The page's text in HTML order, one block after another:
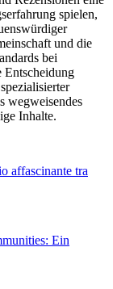
spielen,
und die
bei
Entscheidung
wegweisendes
Inhalte.
affascinante tra
Ein